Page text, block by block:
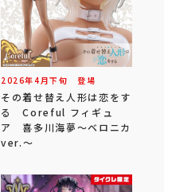
2026年4 月下旬 登場
その着せ替え人形は恋をす
る Coreful フィギュ
ア 喜多川海夢～ベロニカ
ver.～